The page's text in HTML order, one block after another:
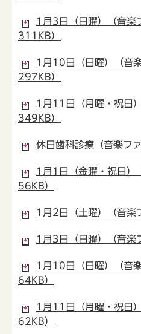
1月3日（日曜）（音楽
311KB）
1月10日（日曜）（音
297KB）
1月11日（月曜・祝日
349KB）
休日歯科診療（音楽フ
1月1日（金曜・祝日）
56KB）
1月2日（土曜）（音楽
1月3日（日曜）（音楽
1月10日（日曜）（音
64KB）
1月11日（月曜・祝日
62KB）